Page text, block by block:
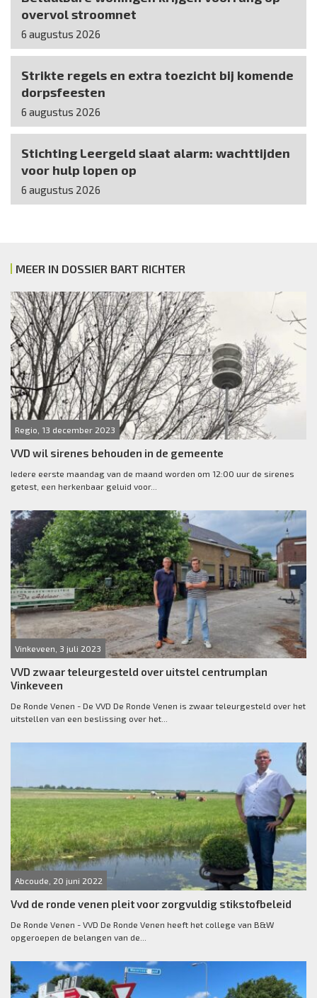
overvol stroomnet
6 augustus 2026
Strikte regels en extra toezicht bij komende
dorpsfeesten
6 augustus 2026
Stichting Leergeld slaat alarm: wachttijden
voor hulp lopen op
6 augustus 2026
MEER IN DOSSIER BART RICHTER
Regio, 13 december 2023
VVD wil sirenes behouden in de gemeente
Iedere eerste maandag van de maand worden om 12:00 uur de sirenes
getest, een herkenbaar geluid voor...
Vinkeveen, 3 juli 2023
VVD zwaar teleurgesteld over uitstel centrumplan
Vinkeveen
De Ronde Venen - De VVD De Ronde Venen is zwaar teleurgesteld over het
uitstellen van een beslissing over het...
Abcoude, 20 juni 2022
Vvd de ronde venen pleit voor zorgvuldig stikstofbeleid
De Ronde Venen - VVD De Ronde Venen heeft het college van B&W
opgeroepen de belangen van de...